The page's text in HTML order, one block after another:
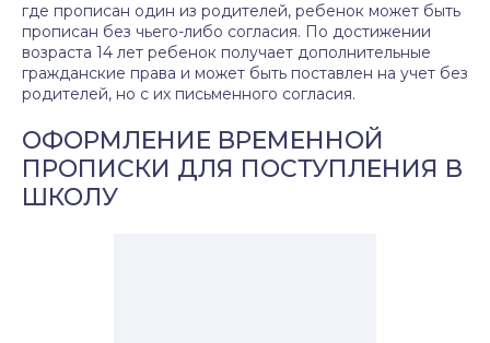
где прописан один из родителей, ребенок может быть
прописан без чьего-либо согласия. По достижении
возраста 14 лет ребенок получает дополнительные
гражданские права и может быть поставлен на учет без
родителей, но с их письменного согласия.
ОФОРМЛЕНИЕ ВРЕМЕННОЙ
ПРОПИСКИ ДЛЯ ПОСТУПЛЕНИЯ В
ШКОЛУ